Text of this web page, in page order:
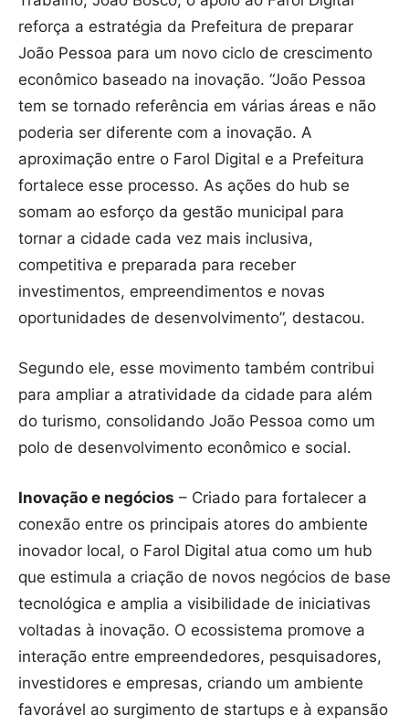
reforça a estratégia da Prefeitura de preparar
João Pessoa para um novo ciclo de crescimento
econômico baseado na inovação. “João Pessoa
tem se tornado referência em várias áreas e não
poderia ser diferente com a inovação. A
aproximação entre o Farol Digital e a Prefeitura
fortalece esse processo. As ações do hub se
somam ao esforço da gestão municipal para
tornar a cidade cada vez mais inclusiva,
competitiva e preparada para receber
investimentos, empreendimentos e novas
oportunidades de desenvolvimento”, destacou.
Segundo ele, esse movimento também contribui
para ampliar a atratividade da cidade para além
do turismo, consolidando João Pessoa como um
polo de desenvolvimento econômico e social.
Inovação e negócios – Criado para fortalecer a
conexão entre os principais atores do ambiente
inovador local, o Farol Digital atua como um hub
que estimula a criação de novos negócios de base
tecnológica e amplia a visibilidade de iniciativas
voltadas à inovação. O ecossistema promove a
interação entre empreendedores, pesquisadores,
investidores e empresas, criando um ambiente
favorável ao surgimento de startups e à expansão